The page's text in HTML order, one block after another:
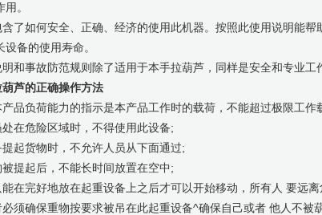
。
了如何安全、正确、经济的使用此机器。按照此使用说明能
设备的使用寿命。
和事故防范规则除了适用于本手拉葫芦，同样是安全和专业工
葫芦的正确操作方法
产品负荷能力的指示是本产品工作时的载荷，不能超过极限工作
处在危险区域时，不得使用此设备;
提起货物时，不允许人员从下面通过;
被提起后，不能长时间放置在空中;
在完好地放在起重设备上之后才可以开始移动，所有人 要远离
须确保重物按要求被吊在此起重设备^确保自己或者 他人不被